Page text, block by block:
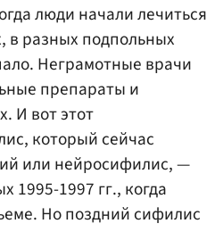
люди начали лечиться
в разных подпольных
Неграмотные врачи
препараты и
И вот этот
который сейчас
или нейросифилис, —
1995-1997 гг., когда
Но поздний сифилис